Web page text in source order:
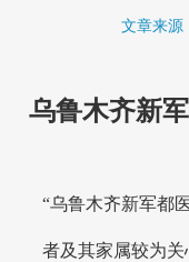
文章来源
乌鲁木齐新
“乌鲁木齐新军都
者及其家属较为